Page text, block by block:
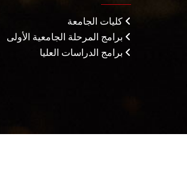
كليات الجامعة
برامج المرحلة الجامعية الأولى
برامج الدراسات العليا